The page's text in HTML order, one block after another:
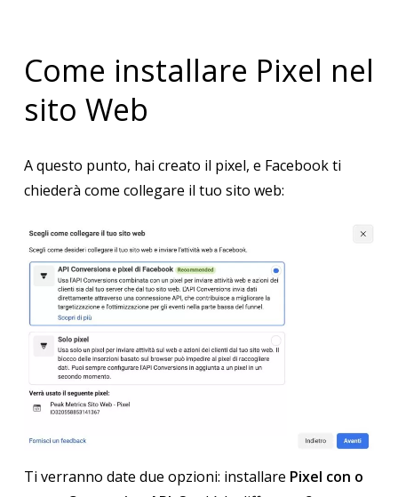
Come installare Pixel nel
sito Web
A questo punto, hai creato il pixel, e Facebook ti
chiederà come collegare il tuo sito web:
Ti verranno date due opzioni: installare Pixel con o